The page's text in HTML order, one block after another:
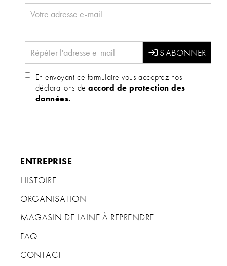
En envoyant ce formulaire vous acceptez nos
déclarations deaccord de protection des
données.
ENTREPRISE
HISTOIRE
ORGANISATION
MAGASIN DE LAINE À REPRENDRE
FAQ
CONTACT